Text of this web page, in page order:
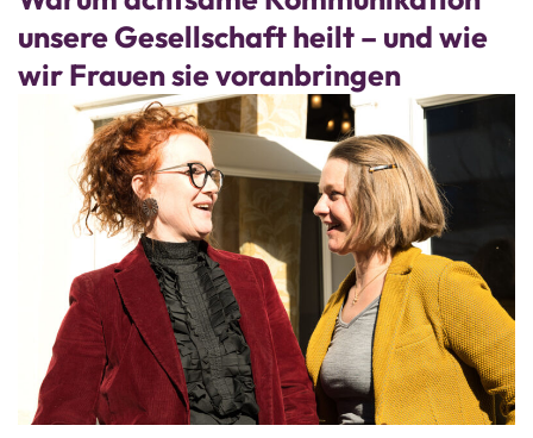
unsere Gesellschaft heilt – und wie
wir Frauen sie voranbringen